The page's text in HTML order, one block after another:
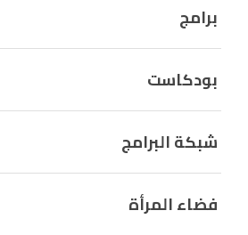
برامج
بودكاست
شبكة البرامج
فضاء المرأة